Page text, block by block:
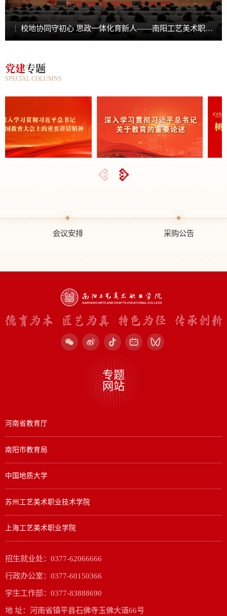
校地协同守初心 思政一体化育新人——南阳工艺美术职业学院马克思主义学院成功举办大中小学思政课一体化教学交流活动
党建专题
SPECIAL COLUMNS
会议安排 采购公告
专题
网站
河南省教育厅
南阳市教育局
中国地质大学
苏州工艺美术职业技术学院
上海工艺美术职业学院
招生就业处：0377-62066666
行政办公室：0377-60150366
学生工作部：0377-83888690
地 址：河南省镇平县石佛寺玉佛大道66号